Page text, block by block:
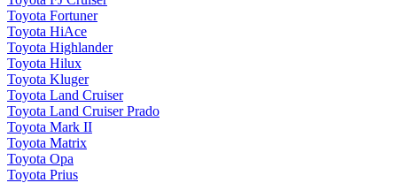
Toyota Fortuner
Toyota HiAce
Toyota Highlander
Toyota Hilux
Toyota Kluger
Toyota Land Cruiser
Toyota Land Cruiser Prado
Toyota Mark II
Toyota Matrix
Toyota Opa
Toyota Prius